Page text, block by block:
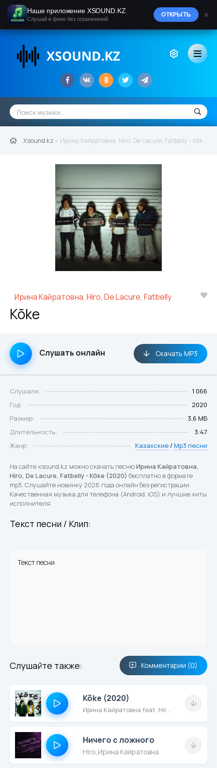
Xsound.kz » Ирина Кайратовна, Hiro, De Lacure, Fatbelly - Kõke (2020)
Ирина Кайратовна, Hiro, De Lacure, Fatbelly
Kõke
Слушать онлайн Скачать MP3
Слушали:
1 066
Год:
2020
Размер:
3,6 МБ
Длительность:
3:47
Жанр:
Казахские / Mp3 песни
На сайте xsound.kz можно скачать песнюИрина Кайратовна,
Hiro, De Lacure, Fatbelly - Kõke (2020) бесплатно в формате
mp3. Слушайте новинку 2026 года онлайн без регистрации.
Качественная музыка для телефона (Android, iOS) и лучшие хиты
исполнителя.
Текст песни / Клип:
Текст песни
Слушайте также: Комментарии (0)
Kõke (2020)
Ирина Кайратовна feat. Hiro, De Lacure, Fatbelly
Ничего с ложного
Hiro Ирина Кайратовна
Наше приложение XSOUND.KZ
Слушай в фоне без ограничений
ОТКРЫТЬ ×